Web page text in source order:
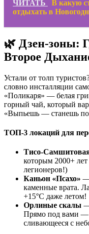
ЧИТАТЬ
В какую
отдыхать в
🌿 Дзен-зоны:
Второе
Устали от толп
словно инсталляции
«Поликаря» — белая
горный чай, который
«Выпьешь — станешь
ТОП-3 локаций для
Тисо-
которым 2000+
легионеров!)
Каньон «Псахо» —
каменные врата.
+15°C даже летом!
Орлиные скалы —
Прямо под вами —
сливающееся с